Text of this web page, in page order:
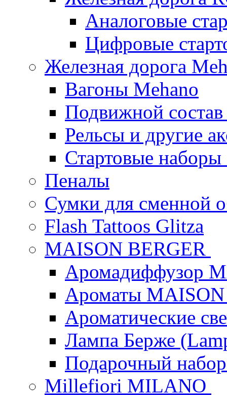
Аналоговые
Цифровые
Железная дорога
Вагоны Mehano
Подвижной
Рельсы и другие
Стартовые
Пеналы
Сумки для сменной
Flash Tattoos Glitza
MAISON BERGER
Аромадиффузор
Ароматы
Ароматические
Лампа Берже
Подарочный
Millefiori MILANO